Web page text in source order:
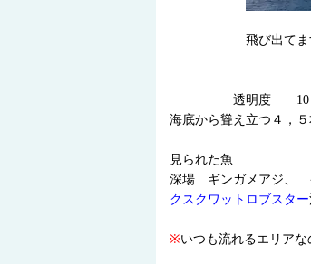
飛び出てます
透明度 10ｍ
海底から聳え立つ４，
見られた魚
深場 ギンガメアジ、
クスクワットロブスター
※いつも流れるエリアな